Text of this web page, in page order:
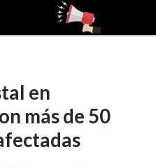
en
más de 50